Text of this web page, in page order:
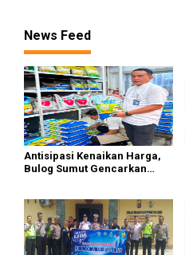
News Feed
Antisipasi Kenaikan Harga,
Bulog Sumut Gencarkan